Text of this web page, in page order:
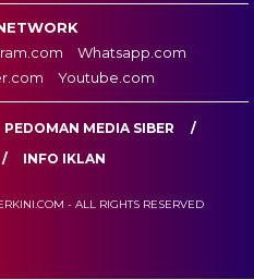
Whatsapp.com
Youtube.com
PEDOMAN MEDIA SIBER
INFO IKLAN
- ALL RIGHTS RESERVED